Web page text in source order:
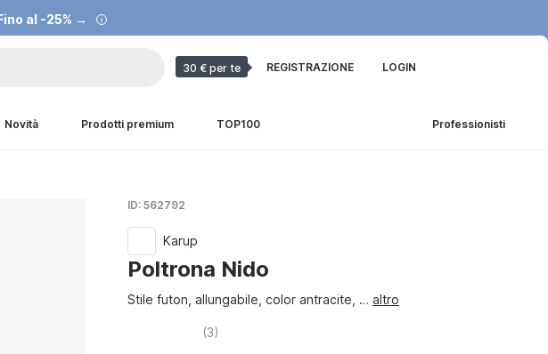
al -25% →
30 € per te REGISTRAZIONE LOGIN
Novità Prodotti premium TOP100 Professionisti
ID: 562792
Karup
Poltrona Nido
Stile futon, allungabile, color antracite , … altro
(3)